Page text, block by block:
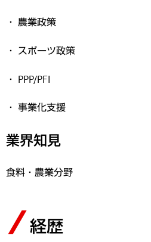
農業政策
スポーツ政策
PPP/PFI
事業化支援
業界知見
食料・農業分野
経歴